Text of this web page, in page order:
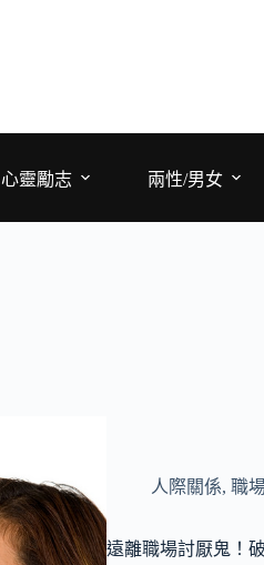
心靈勵志 兩性/男女
人際關係, 職
遠離職場討厭鬼！